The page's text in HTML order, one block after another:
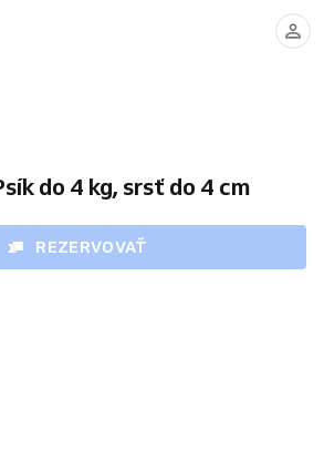
do 4 kg, srsť do 4 cm
REZERVOVAŤ